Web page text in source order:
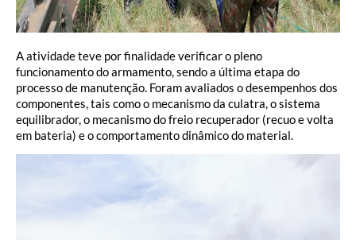
A atividade teve por finalidade verificar o pleno
funcionamento do armamento, sendo a última etapa do
processo de manutenção. Foram avaliados o desempenhos dos
componentes, tais como o mecanismo da culatra, o sistema
equilibrador, o mecanismo do freio recuperador (recuo e volta
em bateria) e o comportamento dinâmico do material.